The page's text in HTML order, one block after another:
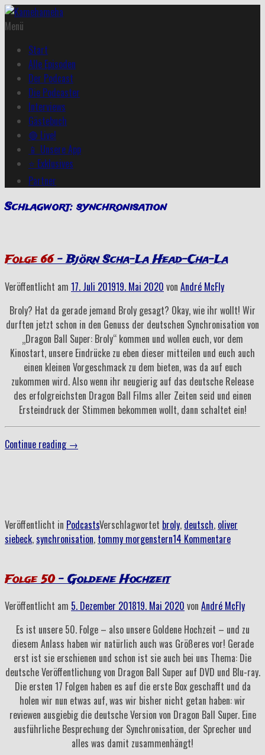
Menü
Start
Alle Episoden
Der Podcast
Die Podcaster
Interviews
Gästebuch
🔴 Live!
📱 Unsere App
⭐ Exklusives
Partner
Schlagwort: synchronisation
Folge 66– Björn Scha-La Head-Cha-La
Veröffentlicht am 17. Juli 201919. Mai 2020 von André McFly
Broly? Hat da gerade jemand Broly gesagt? Okay, wie ihr wollt! Wir
durften jetzt schon in den Genuss der deutschen Synchronisation von
„Dragon Ball Super: Broly“ kommen und wollen euch, vor dem
Kinostart, unsere Eindrücke zu eben dieser mitteilen und euch auch
einen kleinen Vorgeschmack zu dem bieten, was da auf euch
zukommen wird. Also wenn ihr neugierig auf das deutsche Release
des erfolgreichsten Dragon Ball Films aller Zeiten seid und einen
Ersteindruck der Stimmen bekommen wollt, dann schaltet ein!
Continue reading „Folge
Head-
Cha-
→
Veröffentlicht in PodcastsVerschlagwortet broly, deutsch, oliver
siebeck,synchronisation, tommy morgenstern14 Kommentare
Folge 50– Goldene Hochzeit
Veröffentlicht am 5. Dezember 201819. Mai 2020 von André McFly
Es ist unsere 50. Folge – also unsere Goldene Hochzeit – und zu
diesem Anlass haben wir natürlich auch was Größeres vor! Gerade
erst ist sie erschienen und schon ist sie auch bei uns Thema: Die
deutsche Veröffentlichung von Dragon Ball Super auf DVD und Blu-ray.
Die ersten 17 Folgen haben es auf die erste Box geschafft und da
holen wir nun etwas auf, was wir bisher nicht getan haben: wir
reviewen ausgiebig die deutsche Version von Dragon Ball Super. Eine
ausführliche Besprechung der Synchronisation, der Sprecher und
alles was damit zusammenhängt!